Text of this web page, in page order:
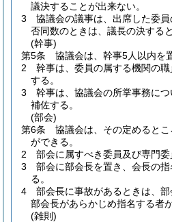
議決することが出来ない。
3
協議会の議事は、出席した委
否同数のときは、議長の決する
(幹事)
第5条
協議会は、幹事5人以内を
2
幹事は、委員の属する機関の
する。
3
幹事は、協議会の所掌事務に
補佐する。
(部会)
第6条
協議会は、その定めると
ができる。
2
部会に属すべき委員及び専門委
3
部会に部会長を置き、会長の
る。
4
部会長に事故があるときは、
部会長があらかじめ指名する者
(雑則)